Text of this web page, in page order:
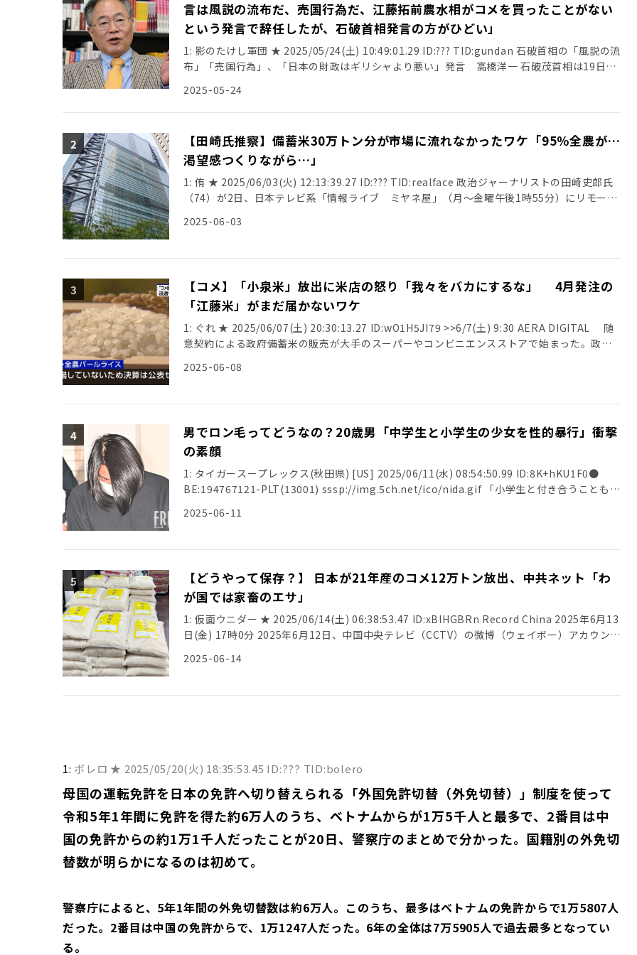
言は風説の流布だ、売国行為だ、江藤拓前農水相がコメを買ったことがない
という発言で辞任したが、石破首相発言の方がひどい」
1: 影のたけし軍団 ★ 2025/05/24(土) 10:49:01.29 ID:??? TID:gundan 石破首相の「風説の流
布」「売国行為」、「日本の財政はギリシャより悪い」発言 高橋洋一 石破茂首相は19日、
てよろしくない。ギリシャよりもよろしくないという状況」と発言した。 江藤拓前農水相が
「コメを買ったことがない」という発言で辞任したが、筆者には石破首相発言の方が日本を
ールがある。金融商品取引法第158条では「風説の流布、偽計、暴行又は脅迫の禁止」とし
て、「何人も、有価証券の募集、売出し若しくは売買その他の取引若しくはデリバティブ取
引等のため、又は有価証券等（有価証券若しくはオプション又はデリバティブ取引に係る金
融商品（有価証券を除く）若しくは金融指標をいう…中略）の相場の変動を図る目的をもつ
て、風説を流布し、偽計を用い、又は暴行若しくは脅迫をしてはならない」と定めている。
石破首相は、客観的なデータなしで、日本国債を貶める発言をしたので、国債市場に悪影響を
税に伴う社会保障費への国債充当「好ましくない」日本の財政は「ギリシャよりよくない」
と強調 ★２ https://talk.jp/boards/newsplus/1747864284 【政治】石破首相「日本の財
政はギリシャ以下」減税巡る発言が波紋 玉木代表「江藤氏より問題」 市場に影響
https://talk.jp/boards/newsplus/1747821869 【政治】「危険、軽率、最悪、不適切…」
米通信コラム、「日本財政ギリシャ以下」の首相発言を酷評
https://talk.jp/boards/newsplus/1747992921 引用元: ・【元財務官僚の高橋洋一氏】
2025/05/24(土) 10:51:16.44 ID:n6New 他人の時計を盗むのは犯罪行為です 5: 名無しさん
2025/05/24(土) 10:52:54.20 ID:JNcol ギリシャは通貨発行権、それが無い国と比べるとはお
かしい 6: 名無しさん 2025/05/24(土) 10:55:29.41 ID:vc1mb 金を刷れば日本復活するとリフ
レを流布し続けたヤツが何言ってんだか 7: 名無しさん 2025/05/24(土) 10:58:13.19
ID:HHNki またおまゆうスレがw […]
2025-05-24
【田崎氏推察】備蓄米30万トン分が市場に流れなかったワケ「95％全農が…
渇望感つくりながら…」
1: 侑 ★ 2025/06/03(火) 12:13:39.27 ID:??? TID:realface 政治ジャーナリストの田崎史郎氏
（74）が2日、日本テレビ系「情報ライブ ミヤネ屋」（月～金曜午後1時55分）にリモート
農相）さんが出した30万トン分というのは、95％全農（JA）が買い占めてるんですよ。そし
が買うと流れないんですか？」と聞かれ、田崎氏は「これはJAが売ってないんだと思いま
の順となっている。 元衆院議員でタレントの杉村太蔵氏から「集荷で止まるっていうことで
すか？」と聞かれ、田崎氏は「集荷の段階で、多分今でも20％ぐらいしか出してないんやな
いかと思いますよ」とコメント。 さらに宮根から「何でなんですか？」と聞かれ、「それは
できるだけ高く売りたいっていう思惑で。市場にある程度、渇望感をつくりながら流してる
米30万トン分が市場に流れなかったワケ「95％全農が…渇望感つくりながら…」 2: 名無しさ
2025/06/03(火) 12:17:39.03 ID:dWNCF このお爺さんは誰のスポークスマン？ 5: 名無しさん
ID:FWKS2 思いますばっかで草 感想はいらねーから証拠持ってきて語れよ 7: 名無しさん
2025/06/03(火) 12:18:29.23 ID:5w7ya スシローぶっちゃけたな
2025-06-03
【コメ】「小泉米」放出に米店の怒り「我々をバカにするな」 4月発注の
「江藤米」がまだ届かないワケ
1: ぐれ ★ 2025/06/07(土) 20:30:13.27 ID:wO1H5JI79 >>6/7(土) 9:30 AERA DIGITAL 随
意契約による政府備蓄米の販売が大手のスーパーやコンビニエンスストアで始まった。政府
＊ ＊ ■米屋をバカにするな 「小泉進次郎農林水産相は、我々のことを『町のお米屋さ
そう憤りを語るのは東京近郊の老舗米店の店主、中村真一さん（仮名）だ。 「政府が我々
村さん、以下同） 政府は今年3月以降、令和6（2024）年産から順に備蓄米を放出してき
た。 ■割り当てられたのは古古古古米 収穫から時間が経てば、米の質は経年劣化してい
く。農水省は5月30日に開始した米店向けの契約枠の受け付けを6月2日午後5時で中止した
が、今回、米店に割り当てられた備蓄米は令和3（21）年産。新米の食品表示基準に基づくと
「古古古古米」だ。 受け付け開始から締め切りまで、わずか2日足らず。迷わず、中村さん
は申請を見送った。 「私の店はおいしくて安心して食べられるお米を提供してきたつもりで
念するお客さんが多い。クレームが相次ぐような事態になれば、店の信用に傷がついてしま
店を対象とした引き渡し数量は最低「原則10トンまたは12トン」。さらに「買い受け者が8
月末までに販売を終了すること」と、期限が農水省から示されている。 「もし、仮に10トン
安を見越したからこそ、『共同購入も可能』となっているのでしょう。大手スーパーなら売
れなくてもかすり傷で済むでしょうが、零細米店にとってはリスクの高い商品です」 だ
が、農水省が申し込み受け付けを中止した理由は、米店向けに設定した2万トンの上限に達し
マタネ、神明、全農パールライス 必死だな https://imgur.com/MCTY4AZ.jpeg 3: 名無しど
こ 2025/06/07(土) 20:30:57.86 ID:AOJFTodS0 ガキ「おれんち5kg4000円のあきたこまちだ
ぜ！おまえんちなん5kg2000円の古古古米だろ？」 […]
2025-06-08
男でロン毛ってどうなの？20歳男「中学生と小学生の少女を性的暴行」衝撃
の素顔
1: タイガースープレックス(秋田県) [US] 2025/06/11(水) 08:54:50.99 ID:8K+hKU1F0●
BE:194767121-PLT(13001) sssp://img.5ch.net/ico/nida.gif 「小学生と付き合うことも悪
述しているという――。 【戦慄写真】「交際していると」…20歳男「中学生と小学生の少女を性
市に住むアルバイト・石関凛容疑者（20）を逮捕した。オンラインゲームで知り合った 中学
の朝９時半からお昼にかけて起きました。石関容疑者はオンラインゲームで知り合った中学
生Ａさんと小学生Ｂさんに、ＳＮＳを通じて連絡を とり合うようになります。事件当日、石
関容疑者は２人を呼び出し東京都新宿区内のカラオケ店に連れ込んだようです。 店内でスマ
ートフォンを操作していたＡさんに対し、石関容疑者は『スマホ触るヤツって嫌いなんだよ
ね』などと言って腹を殴ったとか。さらに手錠をかけ拘束し、 性的暴行を働いたとされま
す。後日、Ａさんが警察に『性被害を受けた』と相談し、防犯カメラの映像などから石関容
https://news.yahoo.co.jp/articles/872ea59cb2efd0150e1dc9b886923f6ef154b2d8 引
ぇ～ 5: ドラゴンスープレックス(SB-Android) [BR] 2025/06/11(水) 08:56:28.37
ID:5lsm0hJU0 メジャーリーガーのロン毛率見てみろ それが答えや 6: ジャーマンスープレッ
クス(庭) [ﾆﾀﾞ] 2025/06/11(水) 08:57:04.99 ID:n3bxphZi0 […]
2025-06-11
【どうやって保存？】 日本が21年産のコメ12万トン放出、中共ネット「わ
が国では家畜のエサ」
1: 仮面ウニダー ★ 2025/06/14(土) 06:38:53.47 ID:xBlHGBRn Record China 2025年6月13
日(金) 17時0分 2025年6月12日、中国中央テレビ（CCTV）の微博（ウェイボー）アカウント
記事は、日本政府が11日、コメの価格を抑えるため新たに2021年産の備蓄米12トンの放出を
の備蓄米10万トンを放出予定だと伝えた。 そして、備蓄米が届いた日本各地では市民が競う
メもとはね……」 「なんで先に20年産のほうを放出しないのだろうか」 「米国は卵がなく
て、日本はコメがない。これが資本主義国家の現実」 「日本にいる親友から騒動の様子を聞
いたけど、中国でよかったと思ってる」 「4年前くらいのコメならいいでしょ。10年じゃな
きゃいいよ」 「でも、わが国じゃあ5年前の古いコメはみんな家畜のエサになるんだけどな」
といった感想を残している。（編集・翻訳/川尻）
https://www.recordchina.co.jp/b954761-s25-c30-d0193.html ※関連スレ 【3年前のコ
メって食べれるの？】 日本人が備蓄米求め午前1時から並ぶ＝中共ネット「減反政策の効果
http://lavender.5ch.net/test/read.cgi/news4plus/1749591543/ 引用元: ・【どうやって
保存？】 日本が21年産のコメ12万トン放出、中共ネット「わが国では家畜のエサ」
［6/14］ [仮面ウニダー★] 2: <丶｀∀´>（´・ω・｀）（｀ハ´ ）さん 2025/06/14(土)
2025-06-14
1: ボレロ ★ 2025/05/20(火) 18:35:53.45 ID:??? TID:bolero
母国の運転免許を日本の免許へ切り替えられる「外国免許切替（外免切替）」制度を使って
令和5年1年間に免許を得た約6万人のうち、ベトナムからが1万5千人と最多で、2番目は中
国の免許からの約1万1千人だったことが20日、警察庁のまとめで分かった。国籍別の外免切
替数が明らかになるのは初めて。
警察庁によると、5年1年間の外免切替数は約6万人。このうち、最多はベトナムの免許からで1万5807人
だった。2番目は中国の免許からで、1万1247人だった。6年の全体は7万5905人で過去最多となってい
る。